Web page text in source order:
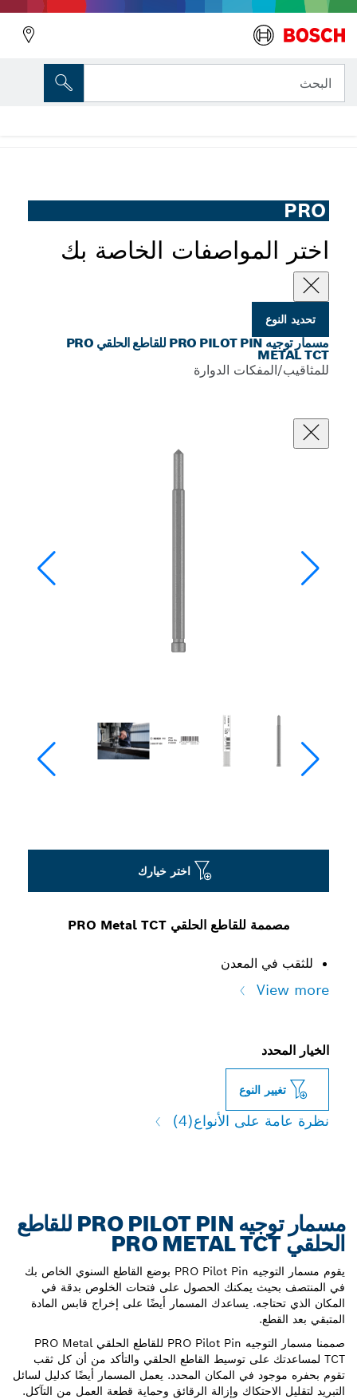
البحث
PRO
اختر المواصفات الخاصة بك
تحديد النوع
مسمار توجيه PRO PILOT PIN للقاطع الحلقي PRO
METAL TCT
للمثاقيب/المفكات الدوارة
مصممة للقاطع الحلقي PRO Metal TCT
للثقب في المعدن
View more
اختر خيارك
الخيار المحدد
تغيير النوع
نظرة عامة على الأنواع(4)
المتغير الذي اخترته
مسمار توجيه PRO Pilot Pin للقاطع الحلقي
PRO Metal TCT
مسمار توجيه PRO PILOT PIN للقاطع
الحلقي PRO METAL TCT
يقوم مسمار التوجيه PRO Pilot Pin بوضع القاطع السنوي الخاص بك
في المنتصف بحيث يمكنك الحصول على فتحات الخلوص بدقة في
المكان الذي تحتاجه. يساعدك المسمار أيضًا على إخراج قابس المادة
المتبقي بعد القطع.
صممنا مسمار التوجيه PRO Pilot Pin للقاطع الحلقي PRO Metal
TCT لمساعدتك على توسيط القاطع الحلقي والتأكد من أن كل ثقب
تقوم بحفره موجود في المكان المحدد. يعمل المسمار أيضًا كدليل لسائل
التبريد لتقليل الاحتكاك وإزالة الرقائق وحماية قطعة العمل من التآكل.